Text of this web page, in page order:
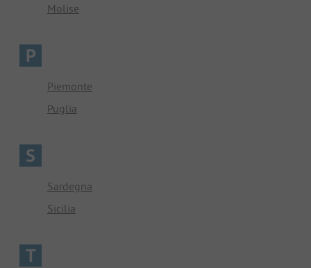
Molise
P
Piemonte
Puglia
S
Sardegna
Sicilia
T